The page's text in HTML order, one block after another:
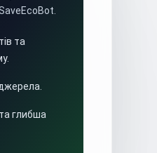
та
глибша